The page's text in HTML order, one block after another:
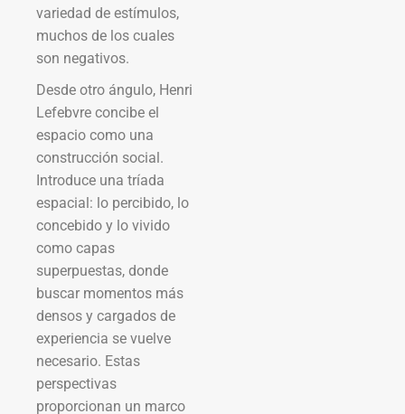
variedad de estímulos,
muchos de los cuales
son negativos.
Desde otro ángulo, Henri
Lefebvre concibe el
espacio como una
construcción social.
Introduce una tríada
espacial: lo percibido, lo
concebido y lo vivido
como capas
superpuestas, donde
buscar momentos más
densos y cargados de
experiencia se vuelve
necesario. Estas
perspectivas
proporcionan un marco